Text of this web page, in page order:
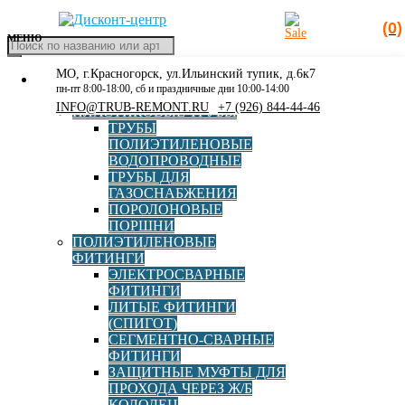
(0)
Поиск
товаров
МЕНЮ
КАТАЛОГ
РАСПРОДАЖА
ПЛАСТИКОВЫЕ ТРУБЫ
ТРУБЫ
ПОЛИЭТИЛЕНОВЫЕ
ВОДОПРОВОДНЫЕ
ТРУБЫ ДЛЯ
ГАЗОСНАБЖЕНИЯ
ПОРОЛОНОВЫЕ
ПОРШНИ
ПОЛИЭТИЛЕНОВЫЕ
ФИТИНГИ
ЭЛЕКТРОСВАРНЫЕ
ФИТИНГИ
ЛИТЫЕ ФИТИНГИ
(СПИГОТ)
СЕГМЕНТНО-СВАРНЫЕ
ФИТИНГИ
ЗАЩИТНЫЕ МУФТЫ ДЛЯ
ПРОХОДА ЧЕРЕЗ Ж/Б
МО, г.Красногорск, ул.Ильинский тупик, д.6к7
пн-пт 8:00-18:00, сб и праздничные дни 10:00-14:00
INFO@TRUB-REMONT.RU +7 (926) 844-44-46
Главная »16
Стальной фланец DN 350 под ПЭ втулку (бурт) 355,
руб В корзину